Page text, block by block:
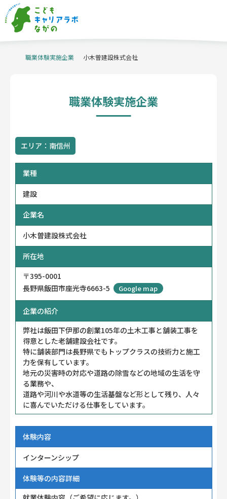
体験申込・相談
当サイトについて
職業体験支援コーディネーター
職業体験実施企業 小木曽建設株式会社
職業体験実施企業
エリア：南信州
業種
建設
企業名
小木曽建設株式会社
所在地
〒395-0001
長野県飯田市座光寺6663-5
Google map
企業の紹介
弊社は飯田下伊那の創業105年の土木工事と舗装工事を
得意とした老舗建設会社です。
特に舗装部門は長野県でもトップクラスの技術力と施工
力を保有しています。
地元の災害時の対応や道路の除雪などの地域の生活を守
る業務や、
道路や河川や水道等の生活基盤など形として残り、人々
に喜んでいただける仕事をしています。
体験内容
インターンシップ
体験等の内容詳細